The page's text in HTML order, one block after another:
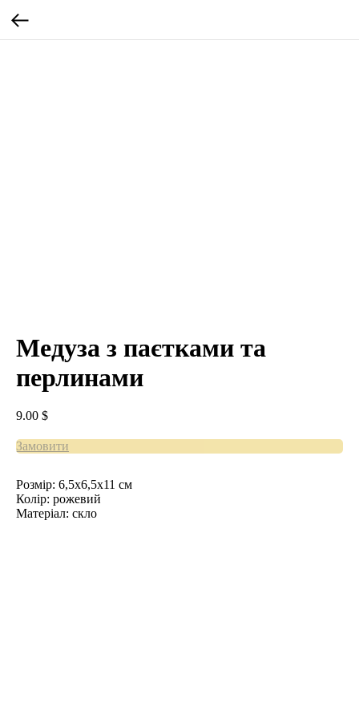
Медуза з паєтками та
перлинами
9.00 $
Замовити
Розмір: 6,5x6,5x11 см
Колір: рожевий
Матеріал: скло